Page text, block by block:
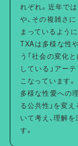
れぞれ。近年で
や、その複雑さ
まっているように
TXAは多様な性
う「社会の変化
している」アー
こなっています。
多様な性愛への
る公共性」を変
いて考え、理解
す。